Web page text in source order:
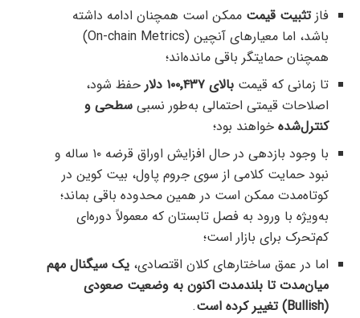
فازتثبیت قیمت ممکن است همچنان ادامه داشته
باشد، اما معیارهای آنچین (On-chain Metrics)
همچنان حمایتگر باقی مانده‌اند؛
تا زمانی که قیمت بالای ۱۰۰٬۴۳۷ دلار
حفظ شود،
اصلاحات قیمتی احتمالی به‌طور نسبی سطحی و
کنترل‌شده خواهند بود؛
با وجود بازدهی در حال افزایش اوراق قرضه ۱۰ ساله و
نبود حمایت کلامی از سوی جروم پاول، بیت کوین در
کوتاه‌مدت ممکن است در همین محدوده باقی بماند؛
به‌ویژه با ورود به فصل تابستان که معمولاً دوره‌ای
کم‌تحرک برای بازار است؛
اما در عمق ساختارهای کلان اقتصادی، یک سیگنال مهم
میان‌مدت تا بلندمدت اکنون به وضعیت صعودی
(Bullish) تغییر کرده است
.